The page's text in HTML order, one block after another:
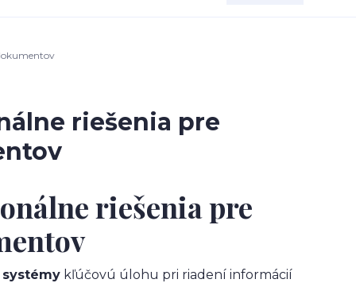
riešenia pre
riešenia pre
kľúčovú úlohu pri riadení informácií